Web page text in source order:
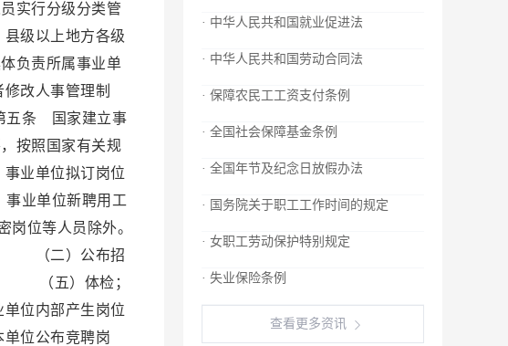
实行分级分类管
级以上地方各级
负责所属事业单
改人事管理制
条 国家建立事
按照国家有关规
业单位拟订岗位
单位新聘用工
岗位等人员除外。
（二）公布招
（五）体检；
内部产生岗位
位公布竞聘岗
· 中华人民共和国就业促进法
· 中华人民共和国劳动合同法
· 保障农民工工资支付条例
· 全国社会保障基金条例
· 全国年节及纪念日放假办法
· 国务院关于职工工作时间的规定
· 女职工劳动保护特别规定
· 失业保险条例
查看更多资讯